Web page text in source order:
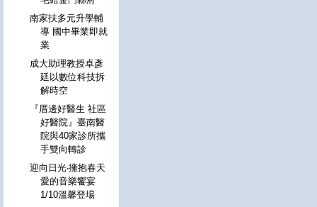
南家扶多元升學輔
導 國中畢業即就
業
成大助理教授卓彥
廷以數位科技拆
解時空
『厝邊好醫生 社區
好醫院』臺南醫
院與40家診所攜
手雙向轉診
迎向日光‧擁抱春天
愛的音樂饗宴
1/10溫馨登場